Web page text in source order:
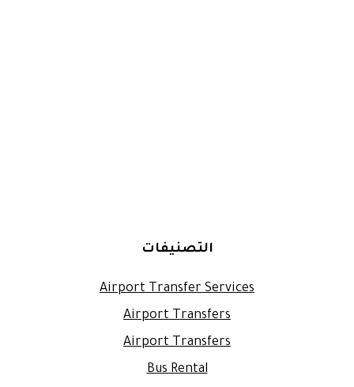
التصنيفات
Airport Transfer Services
Airport Transfers
Airport Transfers
Bus Rental